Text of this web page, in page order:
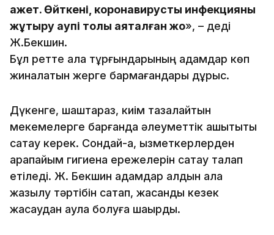
қажет. Өйткені, коронавирустық инфекцияны
жұқтыру қаупі толық аяқталған жоқ», – деді
Ж.Бекшин.
Бұл ретте қала тұрғындарының адамдар көп
жиналатын жерге бармағандары дұрыс.
Дүкенге, шаштараз, киім тазалайтын
мекемелерге барғанда әлеуметтік қашықтықты
сақтау керек. Сондай-ақ, қызметкерлерден
қарапайым гигиена ережелерін сақтау талап
етіледі. Ж. Бекшин адамдар алдын ала
жазылу тәртібін сақтап, жасанды кезек
жасаудан аулақ болуға шақырды.